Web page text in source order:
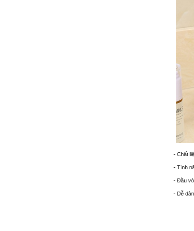
- Chất
- Tính
- Đầu
- Dễ